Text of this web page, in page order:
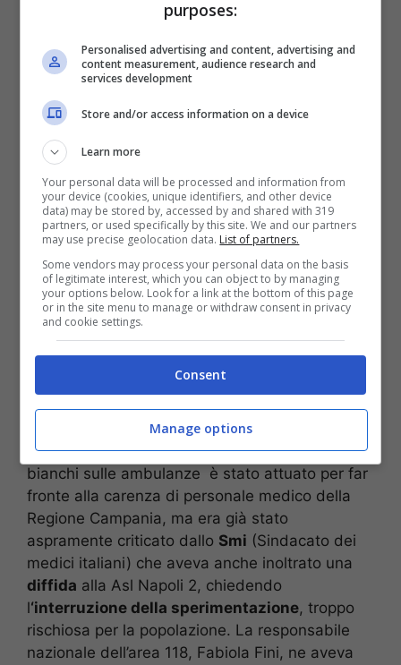
pervenuta a prelevare Michele aveva a bordo,
oltre all’autista, soltanto un infermiere, senza
la presenza di un medico
per itest sperimentali(in vigore da aprile per
sei mesi) voluti dalla
riorganizzazione del
Il piano che elimina la presenza dei camici
bianchi sulle ambulanze è stato attuato per far
fronte alla carenza di personale medico della
Regione Campania, ma era già stato
aspramente criticato dallo Smi (Sindacato dei
medici italiani) che aveva anche inoltrato una
diffida alla Asl Napoli 2, chiedendo
l‘interruzione della sperimentazione, troppo
rischiosa per la popolazione. La responsabile
nazionale dell’area 118, Fabiola Fini, ne aveva
purposes:
Personalised advertising and content, advertising and
content measurement, audience research and
services development
Store and/or access information on a device
Learn more
Your personal data will be processed and information from
your device (cookies, unique identifiers, and other device
data) may be stored by, accessed by and shared with 319
partners, or used specifically by this site. We and our partners
may use precise geolocation data. List of partners.
Some vendors may process your personal data on the basis
of legitimate interest, which you can object to by managing
your options below. Look for a link at the bottom of this page
or in the site menu to manage or withdraw consent in privacy
and cookie settings.
Consent
Manage options